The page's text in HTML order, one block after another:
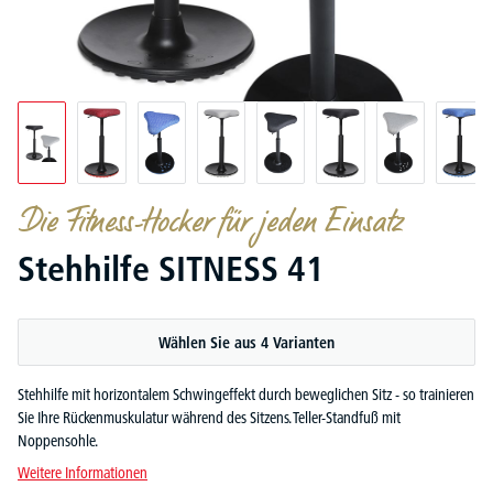
Die Fitness-Hocker für jeden Einsatz
Stehhilfe SITNESS 41
Wählen Sie aus 4 Varianten
Stehhilfe mit horizontalem Schwingeffekt durch beweglichen Sitz - so trainieren
Sie Ihre Rückenmuskulatur während des Sitzens. Teller-Standfuß mit
Noppensohle.
Weitere Informationen